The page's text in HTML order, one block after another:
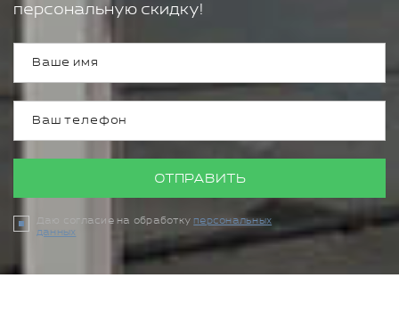
персональную скидку!
ОТПРАВИТЬ
Даю согласие на обработку персональных
данных